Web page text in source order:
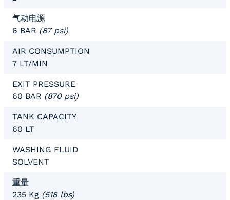
气动电源
6 BAR (87 psi)
AIR CONSUMPTION
7 LT/MIN
EXIT PRESSURE
60 BAR (870 psi)
TANK CAPACITY
60 LT
WASHING FLUID
SOLVENT
重量
235 Kg (518 lbs)